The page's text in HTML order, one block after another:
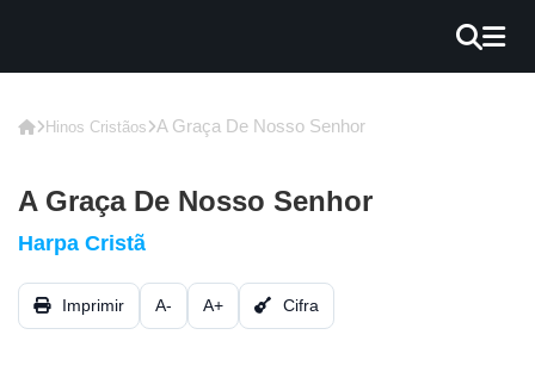
EBOOK
GRÁTIS
GUITAR
Hinos Cristãos A Graça De Nosso Senhor
A Graça De Nosso Senhor
Harpa Cristã
Imprimir A- A+ Cifra